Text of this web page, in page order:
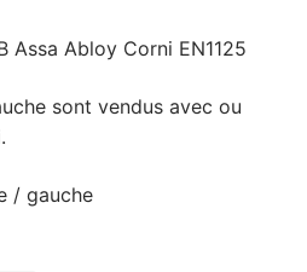
326,40 €
à
349,50 €
Assa Abloy Corni EN1125
sont vendus avec ou
/ gauche